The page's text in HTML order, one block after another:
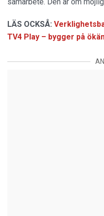
samarbete. Den är om
LÄS OCKSÅ:
TV4 Play – bygger på